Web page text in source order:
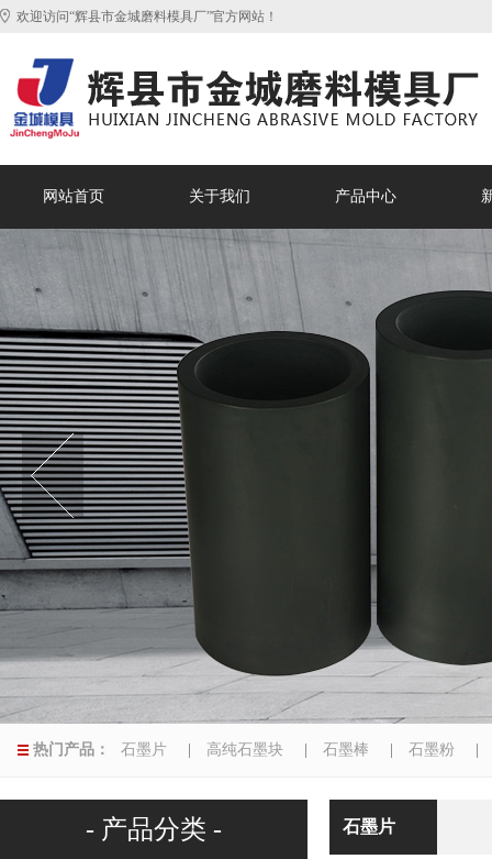
欢迎访问“辉县市金城磨料模具厂”官方网站！
网站首页 关于我们 产品中心
热门产品： 石墨片 高纯石墨块 石墨棒 石墨粉
|异型磨具 |
- 产品分类 - 石墨片